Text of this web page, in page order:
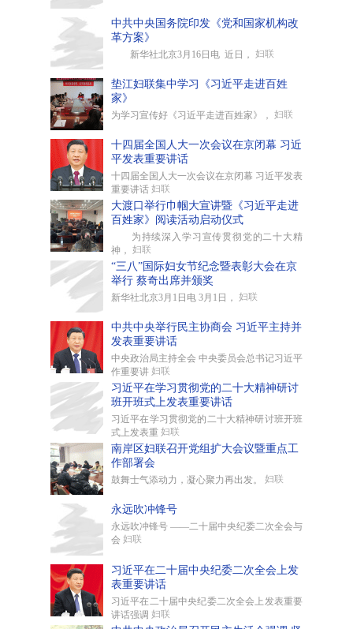
中共中央国务院印发《党和国家机构改
革方案》
新华社北京3月16日电 近日， 妇联
垫江妇联集中学习《习近平走进百姓
家》
为学习宣传好《习近平走进百姓家》， 妇联
十四届全国人大一次会议在京闭幕 习近
平发表重要讲话
十四届全国人大一次会议在京闭幕 习近平发表
重要讲话 妇联
大渡口举行巾帼大宣讲暨《习近平走进
百姓家》阅读活动启动仪式
为持续深入学习宣传贯彻党的二十大精
神， 妇联
“三八”国际妇女节纪念暨表彰大会在京
举行 蔡奇出席并颁奖
新华社北京3月1日电 3月1日， 妇联
中共中央举行民主协商会 习近平主持并
发表重要讲话
中央政治局主持全会 中央委员会总书记习近平
作重要讲 妇联
习近平在学习贯彻党的二十大精神研讨
班开班式上发表重要讲话
习近平在学习贯彻党的二十大精神研讨班开班
式上发表重 妇联
南岸区妇联召开党组扩大会议暨重点工
作部署会
鼓舞士气添动力，凝心聚力再出发。 妇联
永远吹冲锋号
永远吹冲锋号 ——二十届中央纪委二次全会与
会 妇联
习近平在二十届中央纪委二次全会上发
表重要讲话
习近平在二十届中央纪委二次全会上发表重要
讲话强调 妇联